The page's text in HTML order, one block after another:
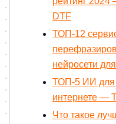
DTF
ТОП-12
нейросети
ТОП-5 ИИ для
интернете —
Что такое